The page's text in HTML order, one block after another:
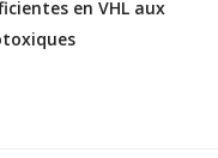
en VHL aux